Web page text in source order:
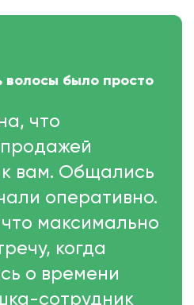
волосы было просто
что
вам. Общались
оперативно.
максимально
когда
о времени
сотрудник